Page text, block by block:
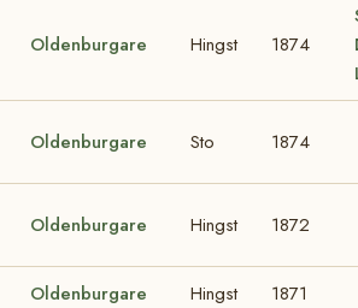
Oldenburgare Hingst 1874
Oldenburgare Sto 1874
Oldenburgare Hingst 1872
Oldenburgare Hingst 1871